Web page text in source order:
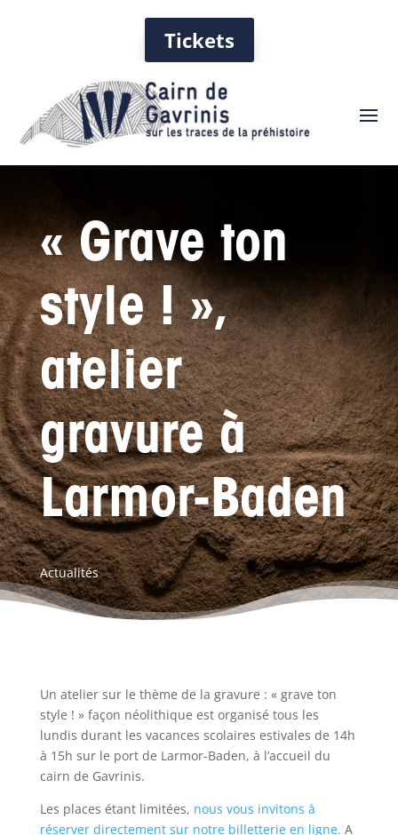
Tickets
« Grave ton
style ! »,
atelier
gravure à
Larmor-Baden
Actualités
Un atelier sur le thème de la gravure : « grave ton
style ! » façon néolithique est organisé tous les
lundis durant les vacances scolaires estivales de 14h
à 15h sur le port de Larmor-Baden, à l’accueil du
cairn de Gavrinis.
Les places étant limitées, nous vous invitons à
réserver directement sur notre billetterie en ligne. A